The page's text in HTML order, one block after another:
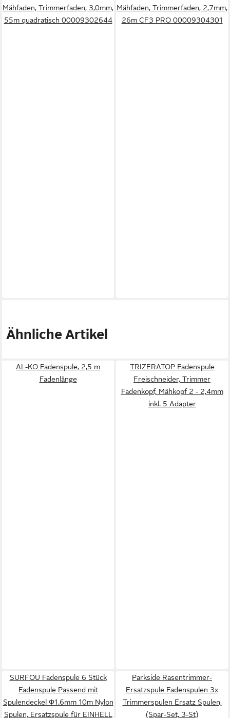
Mähfaden, Trimmerfaden, 3,0mm,
55m quadratisch 00009302644
Mähfaden, Trimmerfaden, 2,7mm,
26m CF3 PRO 00009304301
Ähnliche Artikel
AL-KO Fadenspule, 2,5 m
Fadenlänge
TRIZERATOP Fadenspule
Freischneider, Trimmer
Fadenkopf, Mähkopf 2 - 2,4mm
inkl. 5 Adapter
SURFOU Fadenspule 6 Stück
Fadenspule Passend mit
Spulendeckel Φ1.6mm 10m Nylon
Spulen, Ersatzspule für EINHELL
Parkside Rasentrimmer-
Ersatzspule Fadenspulen 3x
Trimmerspulen Ersatz Spulen,
(Spar-Set, 3-St)